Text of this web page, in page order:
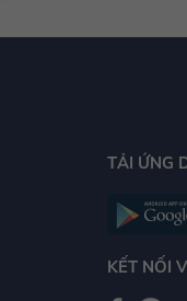
TẢI ỨNG
KẾT NỐI